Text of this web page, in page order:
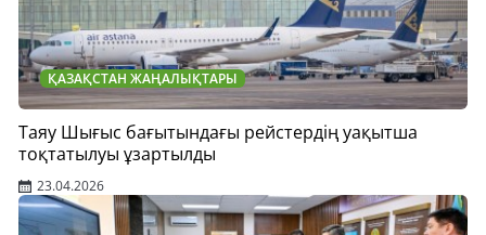
ҚАЗАҚСТАН ЖАҢАЛЫҚТАРЫ
Таяу Шығыс бағытындағы рейстердің уақытша
тоқтатылуы ұзартылды
23.04.2026